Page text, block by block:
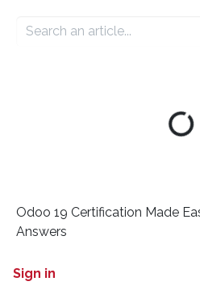
Odoo 19 Certification Made
Answers
Sign in